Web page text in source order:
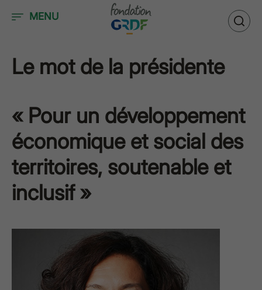
MENU
Le mot de la présidente
« Pour un développement
économique et social des
territoires, soutenable et
inclusif »